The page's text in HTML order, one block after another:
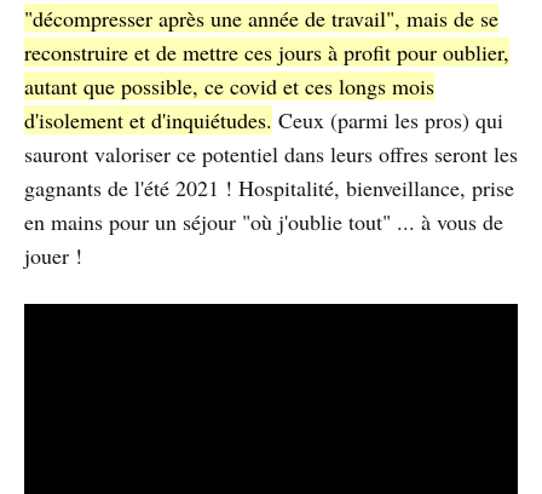
"décompresser après une année de travail", mais de se
reconstruire et de mettre ces jours à profit pour oublier,
autant que possible, ce covid et ces longs mois
d'isolement et d'inquiétudes. Ceux (parmi les pros) qui
sauront valoriser ce potentiel dans leurs offres seront les
gagnants de l'été 2021 ! Hospitalité, bienveillance, prise
en mains pour un séjour "où j'oublie tout" ... à vous de
jouer !